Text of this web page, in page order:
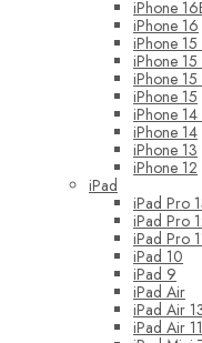
iPhone
iPhone 16
iPhone
iPhone
iPhone 15
iPhone 15
iPhone 14
iPhone 14
iPhone 13
iPhone 12
iPad
iPad Pro
iPad Pro
iPad Pro
iPad 10
iPad 9
iPad Air
iPad Air
iPad Air 11